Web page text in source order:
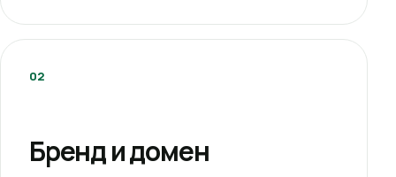
02
Бренд и домен